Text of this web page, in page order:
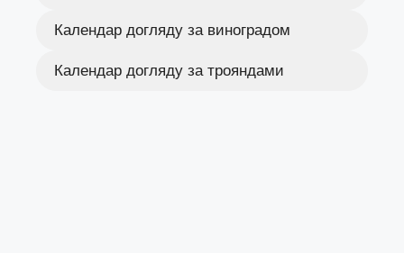
Календар догляду за виноградом
Календар догляду за трояндами